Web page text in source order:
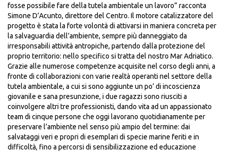
fosse possibile fare della tutela ambientale un lavoro” racconta
Simone D’Acunto, direttore del Centro. Il motore catalizzatore del
progetto è stata la forte volontà di attivarsi in maniera concreta per
la salvaguardia dell’ambiente, sempre più danneggiato da
irresponsabili attività antropiche, partendo dalla protezione del
proprio territorio: nello specifico si tratta del nostro Mar Adriatico.
Grazie alle numerose competenze acquisite nel corso degli anni, a
fronte di collaborazioni con varie realtà operanti nel settore della
tutela ambientale, a cui si sono aggiunte un po’ di incoscienza
giovanile e sana presunzione, i due ragazzi sono riusciti a
coinvolgere altri tre professionisti, dando vita ad un appassionato
team di cinque persone che oggi lavorano quotidianamente per
preservare l’ambiente nel senso più ampio del termine: dai
salvataggi veri e propri di esemplari di specie marine feriti e in
difficoltà, fino a percorsi di sensibilizzazione ed educazione